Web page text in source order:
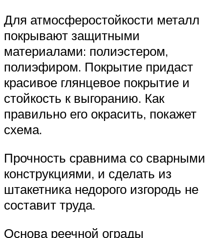
Для атмосферостойкости металл
покрывают защитными
материалами: полиэстером,
полиэфиром. Покрытие придаст
красивое глянцевое покрытие и
стойкость к выгоранию. Как
правильно его окрасить, покажет
схема.
Прочность сравнима со сварными
конструкциями, и сделать из
штакетника недорого изгородь не
составит труда.
Основа реечной ограды